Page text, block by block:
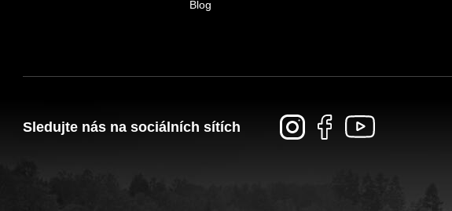
Blog
Sledujte nás na sociálních sítích